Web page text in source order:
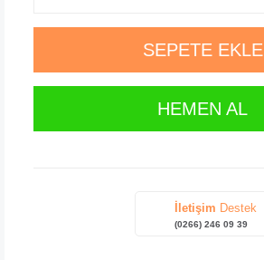
SEPETE EKLE
HEMEN AL
İletişim Destek
(0266) 246 09 39